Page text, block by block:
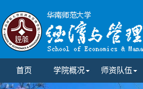
首页 学院概况 师资队伍